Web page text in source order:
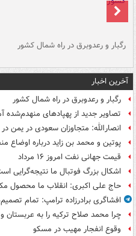
رگبار و رعدوبرق در راه شمال کشور
آخرین اخبار
رگبار و رعدوبرق در راه شمال کشور
تصاویر جدید از پهپادهای منهدم‌شده
انصارالله: متجاوزان سعودی در یمن
پوتین و محمد بن زاید درباره
قیمت جهانی نفت امروز ۱۶ مرداد
اشکال بزرگ فوتبال ما نتیجه‌گرایی
حاج علی اکبری: انقلاب ما محصول
افشاگری برادرزاده ترامپ: تمام
چرا محمد صلاح ترکیه را به عربستان و
وقوع انفجار مهیب در مسکو